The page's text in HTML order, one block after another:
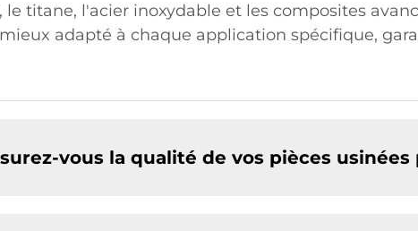
titane, l'acier inoxydable et les composites
adapté à chaque application spécifique,
vous la qualité de vos pièces usinées